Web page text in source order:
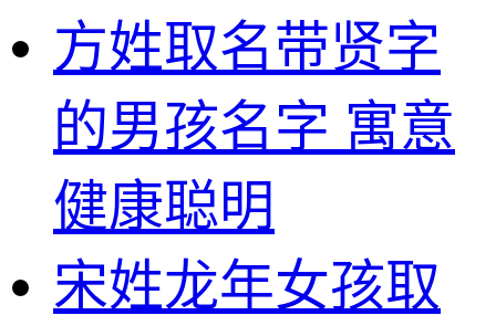
方姓取名带贤字
的男孩名字 寓意
健康聪明
宋姓龙年女孩取